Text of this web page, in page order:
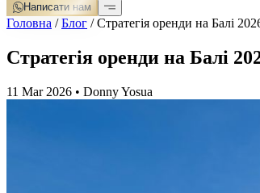
Написати нам
Головна /Блог /Стратегія оренди на Балі
Стратегія оренди на Балі
11 Mar 2026 • Donny Yosua